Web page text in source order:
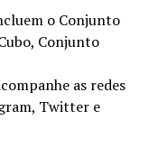
o Conjunto
Conjunto
as redes
Twitter e